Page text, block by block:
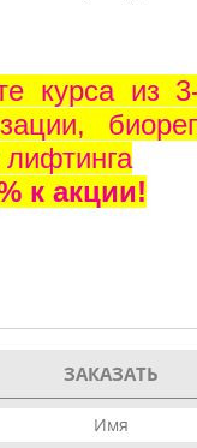
курса из
лифтинга
к акции!
ЗАКАЗАТЬ